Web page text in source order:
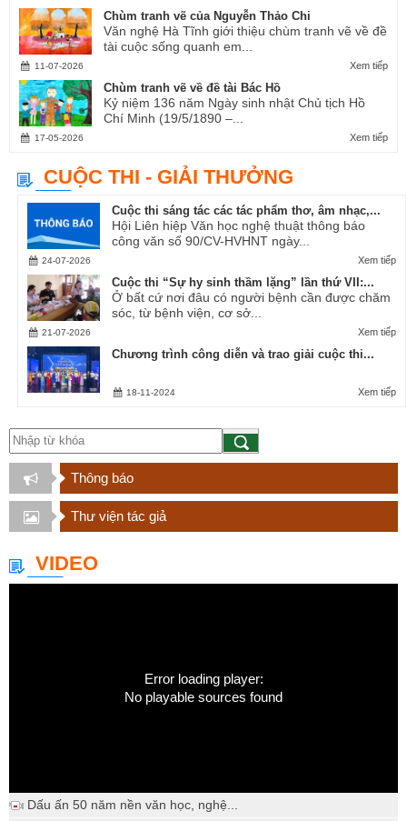
Chùm tranh vẽ của Nguyễn Thảo Chi
Văn nghệ Hà Tĩnh giới thiệu chùm tranh vẽ về đề
tài cuộc sống quanh em...
Xem tiếp
11-07-2026
Chùm tranh vẽ về đề tài Bác Hồ
Kỷ niệm 136 năm Ngày sinh nhật Chủ tịch Hồ
Chí Minh (19/5/1890 –...
Xem tiếp
17-05-2026
CUỘC THI - GIẢI THƯỞNG
Cuộc thi sáng tác các tác phẩm thơ, âm nhạc,...
Hội Liên hiệp Văn học nghệ thuật thông báo
công văn số 90/CV-HVHNT ngày...
Xem tiếp
24-07-2026
Cuộc thi “Sự hy sinh thầm lặng” lần thứ VII:...
Ở bất cứ nơi đâu có người bệnh cần được chăm
sóc, từ bệnh viện, cơ sở...
Xem tiếp
21-07-2026
Chương trình công diễn và trao giải cuộc thi...
Xem tiếp
18-11-2024
Thông báo
Thư viện tác giả
VIDEO
Error loading player:
No playable sources found
Dấu ấn 50 năm nền văn học, nghệ...